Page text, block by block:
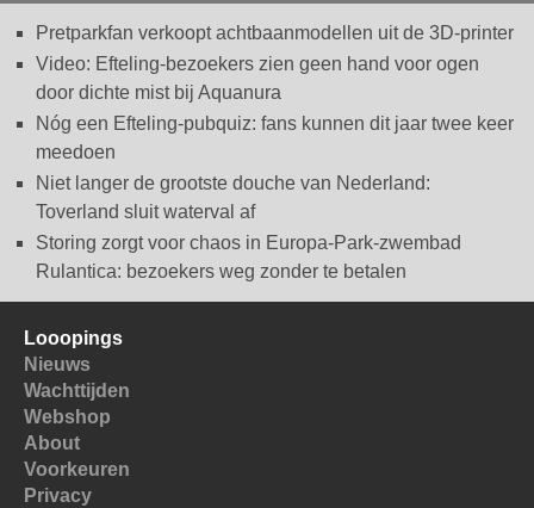
Pretparkfan verkoopt achtbaanmodellen uit de 3D-printer
Video: Efteling-bezoekers zien geen hand voor ogen
door dichte mist bij Aquanura
Nóg een Efteling-pubquiz: fans kunnen dit jaar twee keer
meedoen
Niet langer de grootste douche van Nederland:
Toverland sluit waterval af
Storing zorgt voor chaos in Europa-Park-zwembad
Rulantica: bezoekers weg zonder te betalen
Looopings
Nieuws
Wachttijden
Webshop
About
Voorkeuren
Privacy